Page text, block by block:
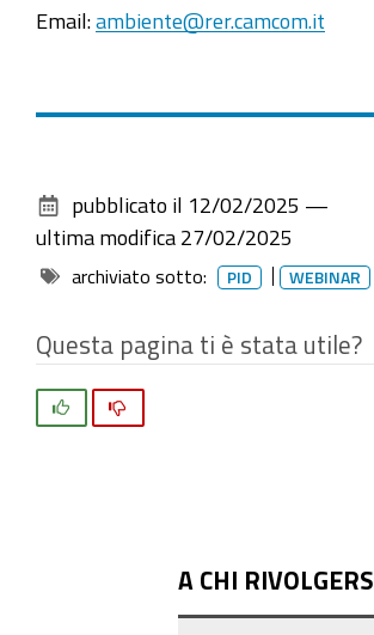
Email: ambiente@rer.camcom.it
documento
pubblicato il 12/02/2025 —
ultima modifica 27/02/2025
archiviato sotto: PID WEBINAR
Questa pagina ti è stata utile?
A CHI RIVOLGERSI